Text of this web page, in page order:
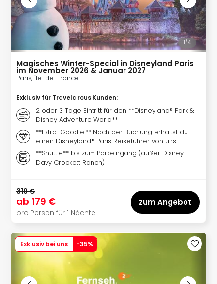
1/4
Magisches Winter-Special in Disneyland Paris
im November 2026 & Januar 2027
Paris, Île-de-France
Exklusiv für Travelcircus Kunden:
2 oder 3 Tage Eintritt für den **Disneyland® Park &
Disney Adventure World**
**Extra-Goodie:** Nach der Buchung erhältst du
einen Disneyland® Paris Reiseführer von uns
**Shuttle** bis zum Parkeingang (außer Disney
Davy Crockett Ranch)
319 €
ab 179 €
pro Person für 1 Nächte
zum Angebot
Exklusiv bei uns -35%